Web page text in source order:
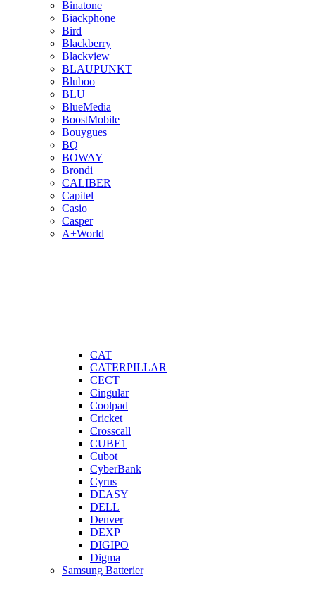
Binatone
Biackphone
Bird
Blackberry
Blackview
BLAUPUNKT
Bluboo
BLU
BlueMedia
BoostMobile
Bouygues
BQ
BOWAY
Brondi
CALIBER
Capitel
Casio
Casper
A+World
CAT
CATERPILLAR
CECT
Cingular
Coolpad
Cricket
Crosscall
CUBE1
Cubot
CyberBank
Cyrus
DEASY
DELL
Denver
DEXP
DIGIPO
Digma
Samsung Batterier